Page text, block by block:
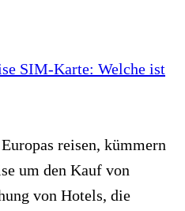
SIM-Karte: Welche ist
reisen, kümmern
um den Kauf von
von Hotels, die